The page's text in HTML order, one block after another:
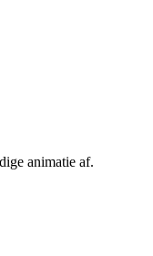
animatie af.